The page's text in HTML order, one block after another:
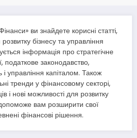
ви знайдете корисні статті,
бізнесу та управління
інформація про стратегічне
податкове законодавство,
і управління капіталом. Також
тренди у фінансовому секторі,
і нові можливості для розвитку
вам розширити свої
фінансові рішення.